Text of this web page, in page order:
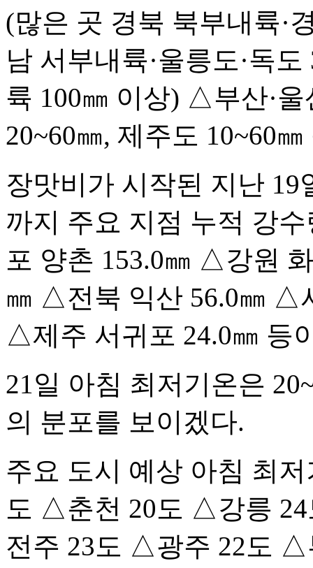
(많은 곳 경북 북부내륙·
남 서부내륙·울릉도·독
륙 100㎜ 이상) △부산·
20~60㎜, 제주도 10~60
장맛비가 시작된 지난
까지 주요 지점 누적 강
포 양촌 153.0㎜ △강원
㎜ △전북 익산 56.0㎜ △
△제주 서귀포 24.0㎜ 등
21일 아침 최저기온은
의 분포를 보이겠다.
주요 도시 예상 아침 최
도 △춘천 20도 △강릉
전주 23도 △광주 22도